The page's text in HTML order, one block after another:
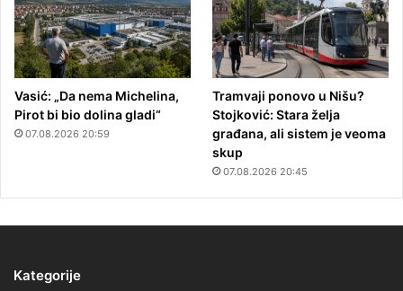
Vasić: „Da nema Michelina,
Pirot bi bio dolina gladi“
07.08.2026 20:59
Tramvaji ponovo u Nišu?
Stojković: Stara želja
građana, ali sistem je veoma
skup
07.08.2026 20:45
Kategorije